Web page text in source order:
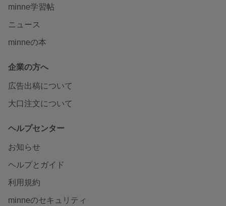
minne学習帖
ニュース
minneの本
企業の方へ
広告出稿について
大口注文について
ヘルプセンター
お知らせ
ヘルプとガイド
利用規約
minneのセキュリティ